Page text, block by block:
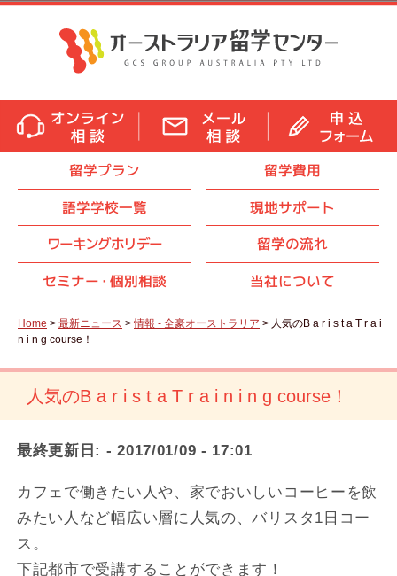
留学プラン
留学費用
語学学校一覧
現地サポート
ワーキングホリデー
留学の流れ
セミナー・ 個別相談 当社について
Home > 最新ニュース >情報 - 全豪オーストラリア > 人気のB a r i s t a T r a i
n i n g course！
人気のB a r i s t a T r a i n i n g course！
最終更新日: - 2017/01/09 - 17:01
カフェで働きたい人や、家でおいしいコーヒーを飲
みたい人など幅広い層に人気の、バリスタ1日コー
ス。
下記都市で受講することができます！